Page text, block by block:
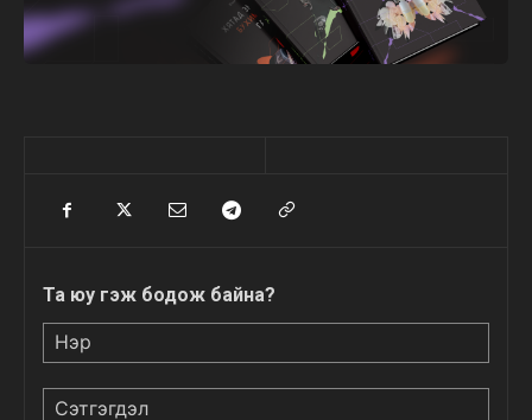
Та юу гэж бодож байна?